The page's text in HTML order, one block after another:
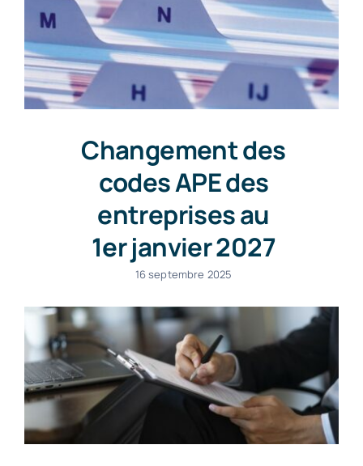
Changement des
codes APE des
entreprises au
1er janvier 2027
16 septembre 2025